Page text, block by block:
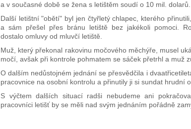
a v současné době se žena s letištěm soudí o 10 mil. dolarů.
Další letištní "obětí" byl jen čtyřletý chlapec, kterého
a sám přešel přes bránu letiště bez jakékoli pomoci.
dostalo omluvy od mluvčí letiště.
Muž, který překonal rakovinu močového měchýře, musel
močí, avšak při kontrole pohmatem se sáček přetrhl a muž
O dalším nedůstojném jednání se přesvědčila i
pracovnice na osobní kontrolu a přinutily ji si sundat hrudní
S výčtem dalších situací radši nebudeme ani
pracovníci letišť by se měli nad svým jednáním pořádně